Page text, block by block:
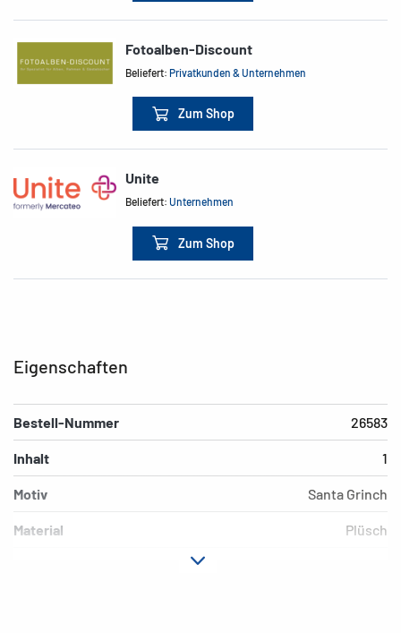
Fotoalben-Discount
Beliefert:Privatkunden & Unternehmen
Zum Shop
Unite
Beliefert:Unternehmen
Zum Shop
Eigenschaften
Bestell-Nummer 26583
Inhalt 1
Motiv Santa Grinch
Material Plüsch